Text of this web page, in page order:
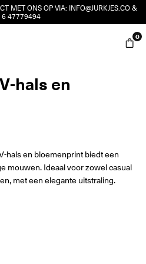
MET ONS OP VIA: INFO@JURKJES.CO&
6 47779494
0
hals en
hals en bloemenprint biedt een
mouwen. Ideaal voor zowel casual
met een elegante uitstraling.